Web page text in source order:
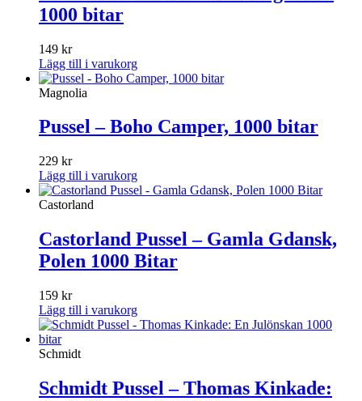
1000 bitar
149 kr
Lägg till i varukorg
Magnolia
Pussel – Boho Camper, 1000 bitar
229 kr
Lägg till i varukorg
Castorland
Castorland Pussel – Gamla Gdansk,
Polen 1000 Bitar
159 kr
Lägg till i varukorg
Schmidt
Schmidt Pussel – Thomas Kinkade: